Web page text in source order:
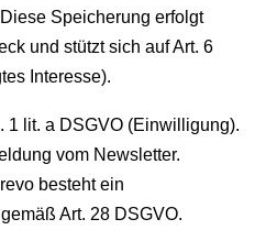
Speicherung erfolgt
und stützt sich auf Art. 6
Interesse).
1 lit. a DSGVO (Einwilligung).
vom Newsletter.
besteht ein
Art. 28 DSGVO.